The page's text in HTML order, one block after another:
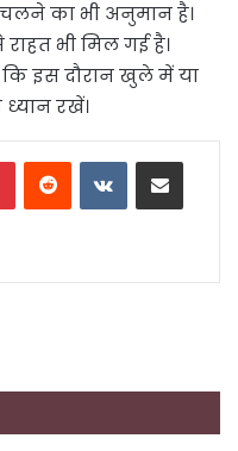
का भी अनुमान है।
भी मिल गई है।
कि इस दौरान खुले में या
रखें।
PinterestReddit VKontakteShare via Email